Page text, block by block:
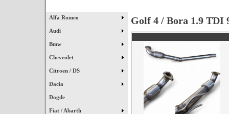
Alfa Romeo
Audi
Bmw
Chevrolet
Citroen / DS
Dacia
Dogde
Fiat / Abarth
Golf 4 / Bora 1.9 TDI